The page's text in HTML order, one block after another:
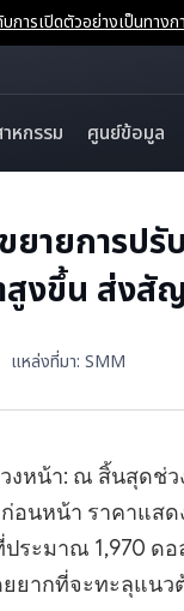
ารเปิดตัวอย่างเป็นทา
หกรรม ศูนย์ข้อมูล
ยายการป
สูงขึ้น ส่ง
แหล่งที่มา: SMM
หน้า: ณ สิ้นสุดช่ว
อนหน้า ราคาแส
ระมาณ 1,970 ด
ยากที่จะทะลุแนว